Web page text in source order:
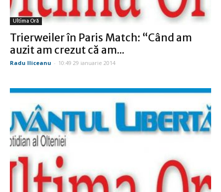
Ultima Oră
Trierweiler în Paris Match: “Când am
auzit am crezut că am...
Radu Iliceanu - 10:49 29 ianuarie 2014